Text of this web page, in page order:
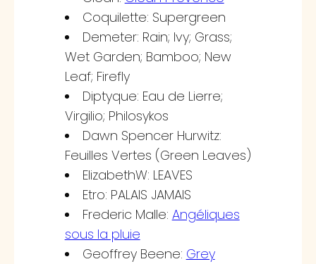
Coquilette: Supergreen
Demeter: Rain; Ivy; Grass;
Wet Garden; Bamboo; New
Leaf; Firefly
Diptyque: Eau de Lierre;
Virgilio; Philosykos
Dawn Spencer Hurwitz:
Feuilles Vertes (Green Leaves)
ElizabethW: LEAVES
Etro: PALAIS JAMAIS
Frederic Malle: Angéliques
sous la pluie
Geoffrey Beene: Grey